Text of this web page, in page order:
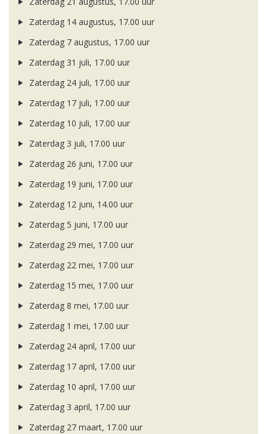
Zaterdag 14 augustus, 17.00 uur
Zaterdag 7 augustus, 17.00 uur
Zaterdag 31 juli, 17.00 uur
Zaterdag 24 juli, 17.00 uur
Zaterdag 17 juli, 17.00 uur
Zaterdag 10 juli, 17.00 uur
Zaterdag 3 juli, 17.00 uur
Zaterdag 26 juni, 17.00 uur
Zaterdag 19 juni, 17.00 uur
Zaterdag 12 juni, 14.00 uur
Zaterdag 5 juni, 17.00 uur
Zaterdag 29 mei, 17.00 uur
Zaterdag 22 mei, 17.00 uur
Zaterdag 15 mei, 17.00 uur
Zaterdag 8 mei, 17.00 uur
Zaterdag 1 mei, 17.00 uur
Zaterdag 24 april, 17.00 uur
Zaterdag 17 april, 17.00 uur
Zaterdag 10 april, 17.00 uur
Zaterdag 3 april, 17.00 uur
Zaterdag 27 maart, 17.00 uur